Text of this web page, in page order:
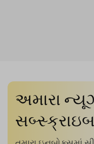
અમારા
સબ્સ્ક્રાઇબ